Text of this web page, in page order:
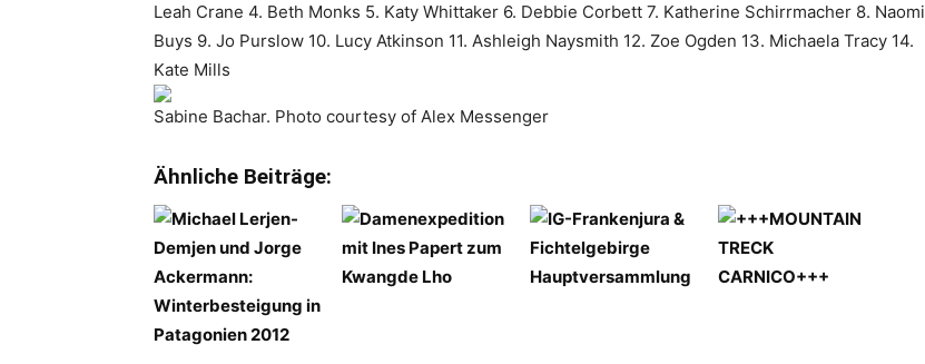
Leah Crane 4. Beth Monks 5. Katy Whittaker 6. Debbie Corbett 7. Katherine Schirrmacher 8. Naomi
Buys 9. Jo Purslow 10. Lucy Atkinson 11. Ashleigh Naysmith 12. Zoe Ogden 13. Michaela Tracy 14.
Kate Mills
Sabine Bachar. Photo courtesy of Alex Messenger
Ähnliche Beiträge: